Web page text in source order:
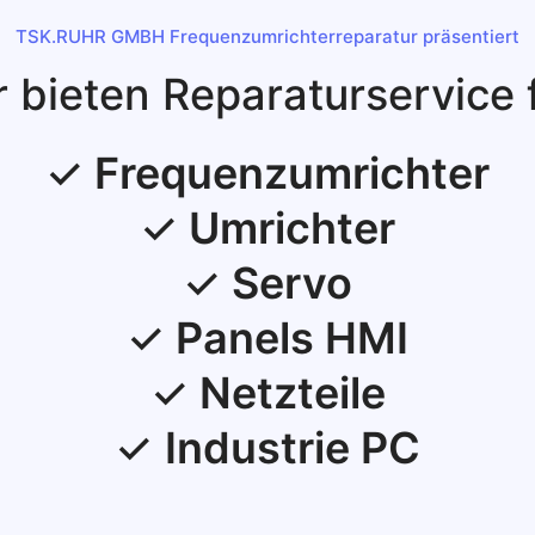
TSK.RUHR GMBH Frequenzumrichterreparatur präsentiert
bieten Reparaturservice
✓ Frequenzumrichter
✓ Umrichter
✓ Servo
✓ Panels HMI
✓ Netzteile
✓ Industrie PC